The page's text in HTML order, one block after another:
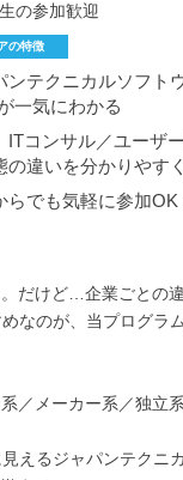
の参加歓迎
の特徴
ンテクニカルソフト
一気にわかる
ITコンサル／ユーザ
違いを分かりやす
らでも気軽に参加
だけど…企業ごとの
なのが、当プログラム
／メーカー系／独立
えるジャパンテクニ